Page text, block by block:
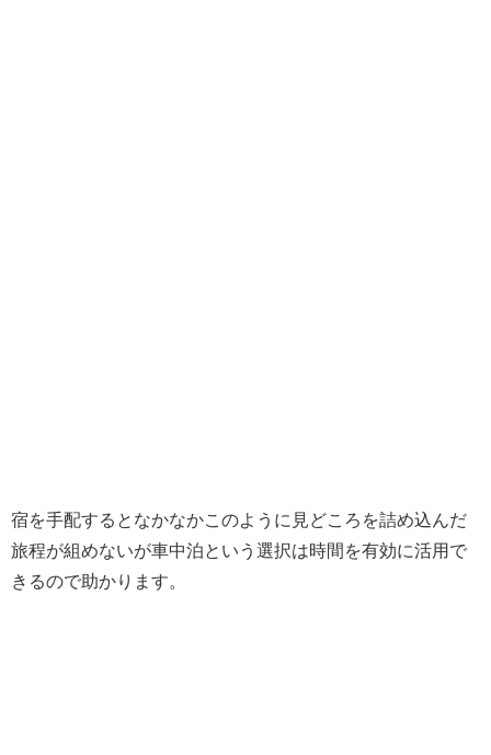
宿を手配するとなかなかこのように見どころを詰め込んだ
旅程が組めないが車中泊という選択は時間を有効に活用で
きるので助かります。